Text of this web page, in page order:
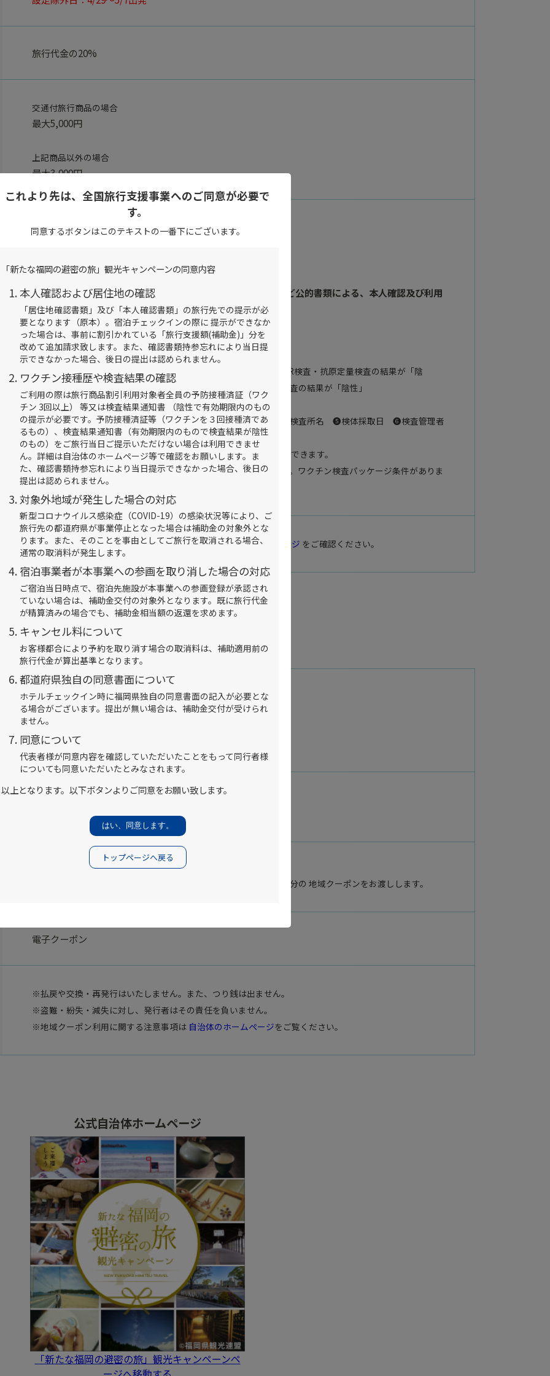
これより先は、全国旅行支援事業へのご同意が必要で
す。
同意するボタンはこのテキストの一番下にございます。
「新たな福岡の避密の旅」観光キャンペーンの同意内容
本人確認および居住地の確認
「居住地確認書類」及び「本人確認書類」の旅行先での提示が必
要となります（原本）。宿泊チェックインの際に 提示ができなか
った場合は、事前に割引かれている「旅行支援額(補助金)」分を
改めて追加請求致します。また、確認書類持参忘れにより当日提
示できなかった場合、後日の提出は認められません。
ワクチン接種歴や検査結果の確認
ご利⽤の際は旅行商品割引利用対象者全員の予防接種済証（ワク
チン 3回以上） 等⼜は検査結果通知書 （陰性で有効期限内のもの
の提⽰が必要です。予防接種済証等（ワクチンを３回接種済であ
るもの）、検査結果通知書（有効期限内のもので検査結果が陰性
のもの）をご旅行当⽇ご提⽰いただけない場合は利⽤できませ
ん。詳細は自治体のホームページ等で確認をお願いします。ま
た、確認書類持参忘れにより当日提示できなかった場合、後日の
提出は認められません。
対象外地域が発生した場合の対応
新型コロナウイルス感染症（COVID-19）の感染状況等により、ご
旅行先の都道府県が事業停止となった場合は補助金の対象外とな
ります。また、そのことを事由としてご旅行を取消される場合、
通常の取消料が発生します。
宿泊事業者が本事業への参画を取り消した場合の対応
ご宿泊当日時点で、宿泊先施設が本事業への参画登録が承認され
ていない場合は、補助金交付の対象外となります。既に旅行代金
が精算済みの場合でも、補助金相当額の返還を求めます。
キャンセル料について
お客様都合により予約を取り消す場合の取消料は、補助適用前の
旅行代金が算出基準となります。
都道府県独自の同意書面について
ホテルチェックイン時に福岡県独自の同意書面の記入が必要とな
る場合がございます。提出が無い場合は、補助金交付が受けられ
ません。
同意について
代表者様が同意内容を確認していただいたことをもって同行者様
についても同意いただいたとみなされます。
以上となります。以下ボタンよりご同意をお願い致します。
はい、同意します。
トップページへ戻る
旅行代金の20%
交通付旅行商品の場合
最大5,000円
上記商品以外の場合
最大3,000円
参加者全員が日本国内居住であること
身分証（運転免許証、健康保険証、マイナンバーカードなど公的書類による、本人確認及び利用
対象の都道府県在住が確認可能であること）
ワクチン3回目接種済証、または検査の陰性結果（※）
※ご出発日の前日から起算して3日前以降に採取した検体によるPCR検査・抗原定量検査の結果が「陰
性」、ご出発日の当日または前日に採取した検体による抗原定性検査の結果が「陰性」
※原本以外にコピー、写真データ、メールでも可能。
※検査結果通知書は『➊受検者氏名 ❷検査結果 ❸検査方法 ❹検査所名 ❺検体採取日 ❻検査管理者
氏名 ❼有効期限』の記載が必要です。
※12歳未満のお客様は同居する保護者同伴の場合は省略することができます。
【注意】市販の検査キット（セルフチェック）は対象外となります。ワクチン検査パッケージ条件がありま
す。
ワクチン検査パッケージ条件や本事業の詳細は、自治体ホームページ をご確認ください。
地域クーポン詳細
平日:2,000円
（日～金曜日/祝日含む）
休日:1,000円（土曜日）
チェックイン日翌日まで
※チェックイン時にご確認ください。
※宿泊施設が複数に分かれる場合は、それぞれの宿泊施設にて泊数分の 地域クーポンをお渡しします。
電子クーポン
※払戻や交換・再発行はいたしません。また、つり銭は出ません。
※盗難・紛失・減失に対し、発行者はその責任を負いません。
※地域クーポン利用に関する注意事項は 自治体のホームページをご覧ください。
公式自治体ホームページ
「新たな福岡の避密の旅」観光キャンペーンペ